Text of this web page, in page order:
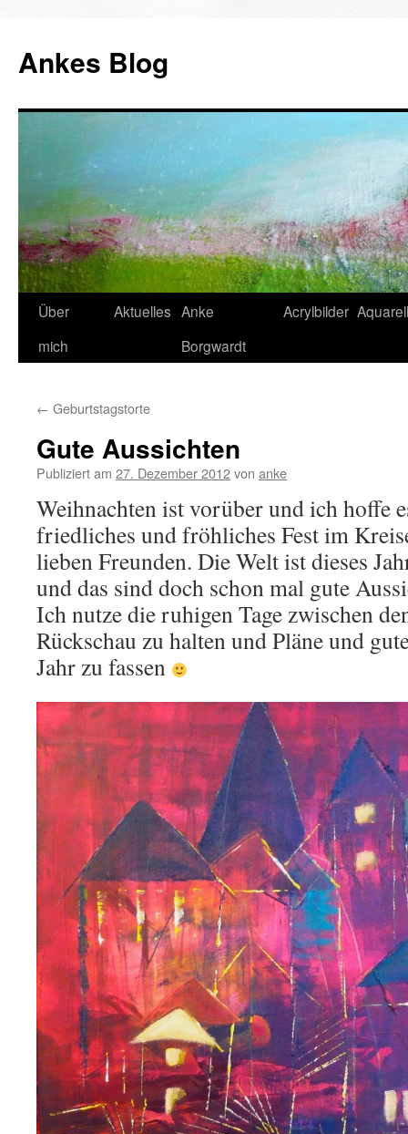
Ankes Blog
Zum
Inhalt
Über
mich
Aktuelles Anke
Borgwardt
Acrylbilder
← Geburtstagstorte
Gute Aussichten
Publiziert am 27. Dezember 2012von anke
Weihnachten ist vorüber und ich hoffe
friedliches und fröhliches Fest im
lieben Freunden. Die Welt ist dieses
und das sind doch schon mal gute
Ich nutze die ruhigen Tage zwischen
Rückschau zu halten und Pläne und
Jahr zu fassen